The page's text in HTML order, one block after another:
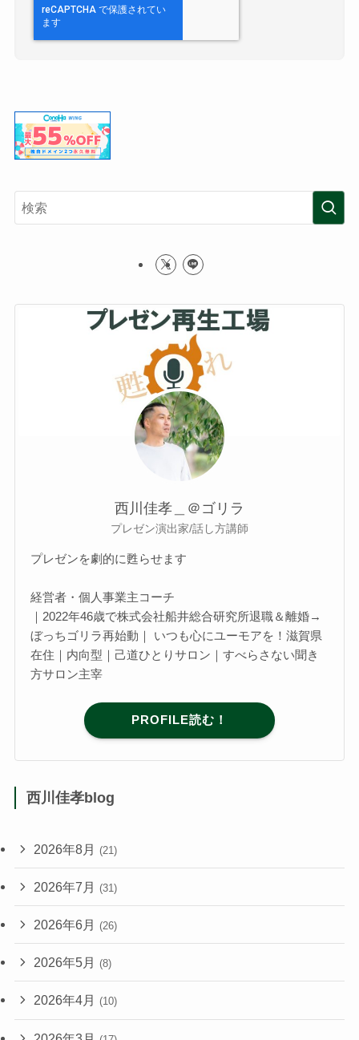
西川佳孝＿＠ゴリラ
プレゼン演出家/話し方講師
プレゼンを劇的に甦らせます
経営者・個人事業主コーチ
｜2022年46歳で株式会社船井総合研究所退職＆離婚→
ぼっちゴリラ再始動｜ いつも心にユーモアを！滋賀県
在住｜内向型｜己道ひとりサロン｜すべらさない聞き
方サロン主宰
PROFILE読む！
西川佳孝blog
2026年8月 (21)
2026年7月 (31)
2026年6月 (26)
2026年5月 (8)
2026年4月 (10)